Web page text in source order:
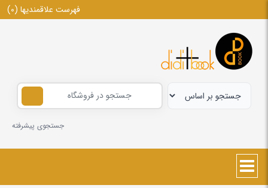
فهرست علاقمندیها (0)
جستجوی پیشرفته